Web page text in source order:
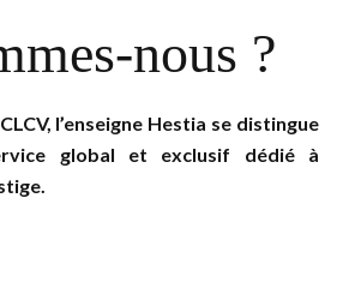
nous ?
l’enseigne Hestia se distingue
global et exclusif dédié à